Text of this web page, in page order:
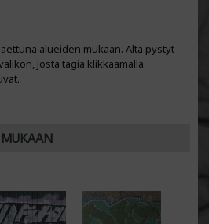
alueiden mukaan. Alta pystyt
josta tagia klikkaamalla